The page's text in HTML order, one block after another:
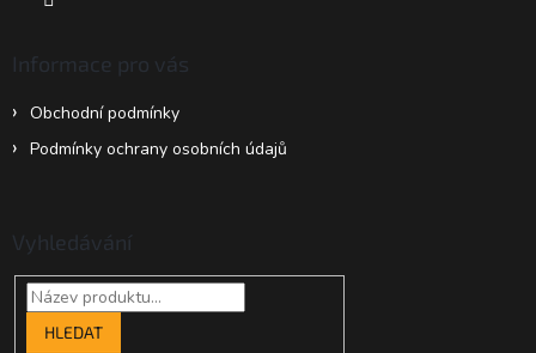
Informace pro vás
Obchodní podmínky
Podmínky ochrany osobních údajů
Vyhledávání
HLEDAT